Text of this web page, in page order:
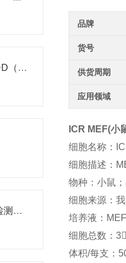
大鼠血小板衍生生长因子D（PDGFD）ELISA试剂盒
人CD30分子（CD30）检测试剂盒
品牌
货号
供货周期
应用领域
ICR MEF(小
细胞名称：
细胞描述：
物种：小鼠
细胞来源：
培养液：
细胞总数：
体积/每支：